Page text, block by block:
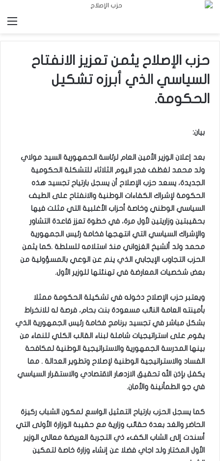
حزب الإصلاح يثمن تعزيز الانفتاح
السياسي الذي أبرزه تشكيل
الحكومة.
بيان:
بعد إعلان الوزير الأمين العام لرئاسة الجمهورية السيد مولاي
ولد محمد لغظف فجر اليوم الثلاثاء للتشكلة الحكومية
الجديدة، يسعد حزب الإصلاح أن يسجل بارتياح تجسيد هذه
الحكومة لإشراك الكفاءات الوطنية والانفتاح على الطيف
السياسي الوطني وخاصة أحزاب الأغلبية التي مثلت فيها
بحقيبتين وزاريتين لأول مرة، في خطوة تعزز قاعدة التشاور
والإشراك السياسي التي انتهجها فخامة رئيس الجمهورية
محمد ولد ألشيخ الغزواني منذ استلامه للسلطة .كما يثمن
الحزب التجاوب الإيجابي الذي ينم عن الوعي بالمسؤولية من
بعض شخصيات المعارضة في تهنئتها للوزير الأول.
ويعتبر حزب الإصلاح دخوله في تشكيلة الحكومة ممثلا
بأمينته العامة النائب مسعودة بنت بحام، فرصة له للانخراط
بشكل مباشر في تجسيد برنامج فخامة رئيس الجمهورية الذي
يقوم على استراتيجيات شاملة لبناء القالب الكلي للنماء من
بينها المدرسة الجمهورية والاستراتيجية الوطنية لمكافحة
الفساد والاستراتيجية الوطنية لإصلاح وتطوير العدالة . مما
يكفل بإذن الله تحقيق الازدهار الاقتصادي والاستقرار السياسي
في جو الطمأنينة والأمان.
كما يسجل الحزب بارتياح التمثيل الواسع لمكون الشباب ركيزة
الحاضر والغد بعدة حقائب وزارية مع حقيبة الوزارة الأولى التي
أسندت إلى الشاب الكفء ذي التجربة العريضة معالي الوزير
الأول المختار ولد اجاي فضلا عن إنشاء وزارة خاصة لتمكين